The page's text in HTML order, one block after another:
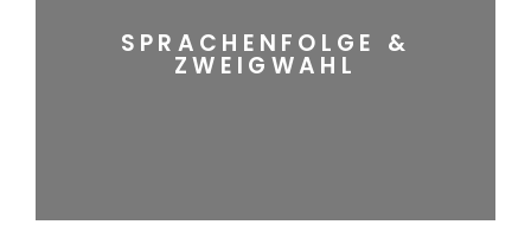
SPRACHENFOLGE &
ZWEIGWAHL
ZWEIGWAHL